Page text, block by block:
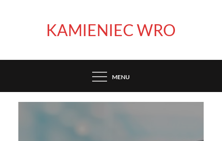
KAMIENIEC WRO
MENU